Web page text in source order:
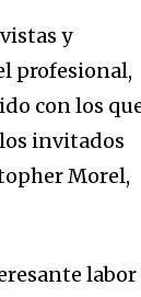
y
profesional,
con los
invitados
Morel,
labor